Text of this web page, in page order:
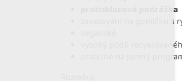
protiskluzová podrážka
zavazování na gumičku
vysoký podíl
pratelné na jemný